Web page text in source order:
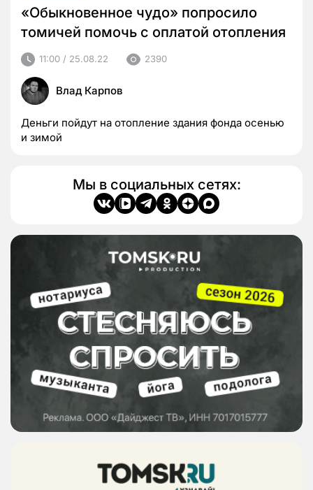
«Обыкновенное чудо» попросило
томичей помочь с оплатой отопления
11:00 / 25.08.22 2390
Влад Карпов
Деньги пойдут на отопление здания фонда осенью
и зимой
Мы в социальных сетях: